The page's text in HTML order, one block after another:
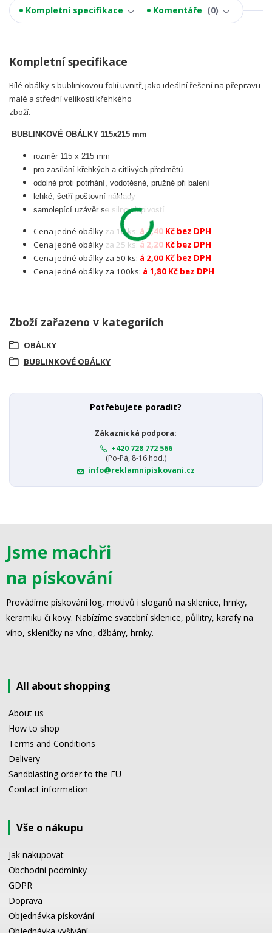
Kompletní specifikace Komentáře 0
Kompletní specifikace
Bílé obálky s bublinkovou folií uvnitř, jako ideální řešení na přepravu
malé a střední velikosti křehkého
zboží.
BUBLINKOVÉ OBÁLKY 115x215 mm
rozměr 115 x 215 mm
pro zasílání křehkých a citlivých předmětů
odolné proti potrhání, vodotěsné, pružné při balení
lehké, šetří poštovní náklady
samolepící uzávěr se silnou lepivostí
Cena jedné obálky za 10 ks: á 2,40 Kč bez DPH
Cena jedné obálky za 25 ks: á 2,20 Kč bez DPH
Cena jedné obálky za 50 ks: á 2,00 Kč bez DPH
Cena jedné obálky za 100ks: á 1,80 Kč bez DPH
Zboží zařazeno v kategoriích
OBÁLKY
BUBLINKOVÉ OBÁLKY
Potřebujete poradit?
Zákaznická podpora:
+420 728 772 566
(Po-Pá, 8-16 hod.)
info@reklamnipiskovani.cz
Jsme machři
na pískování
Provádíme pískování log, motivů i sloganů na sklenice, hrnky,
keramiku či kovy. Nabízíme svatební sklenice, půllitry, karafy na
víno, skleničky na víno, džbány, hrnky.
All about shopping
About us
How to shop
Terms and Conditions
Delivery
Sandblasting order to the EU
Contact information
Vše o nákupu
Jak nakupovat
Obchodní podmínky
GDPR
Doprava
Objednávka pískování